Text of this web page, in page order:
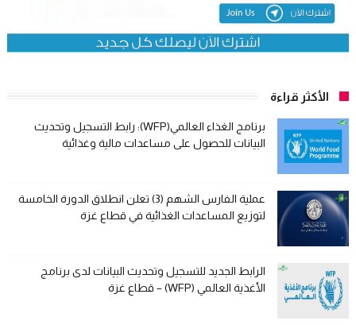
الأكثر قراءة
برنامج الغذاء العالمي(WFP): رابط التسجيل وتحديث
البيانات للحصول على مساعدات مالية وغذائية
عملية الفارس الشهم (3) تعلن انطلاق الدورة الخامسة
لتوزيع المساعدات الغذائية في قطاع غزة
الرابط الجديد للتسجيل وتحديث البيانات لدى برنامج
الأغذية العالمي (WFP) – قطاع غزة